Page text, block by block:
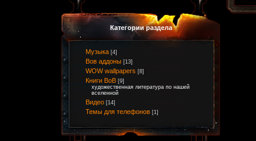
Категории раздела
Музыка [4]
Вов аддоны [13]
WOW wallpapers [8]
Книги ВоВ [9]
художественная литература по нашей
вселенной
Видео [14]
Темы для телефонов [1]